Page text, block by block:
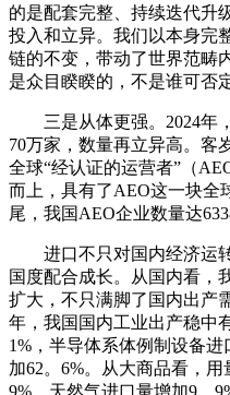
的是配套完整、持续迭代升
投入和立异。我们以本身完
链的不变，带动了世界范畴
是众目睽睽的，不是谁可否
三是从体更强。2024年
70万家，数量再立异高。客
全球“经认证的运营者”（
而上，具有了AEO这一块全
尾，我国AEO企业数量达
进口不只对国内经济运转
国度配合成长。从国内看，
扩大，不只满脚了国内出产
年，我国国内工业出产稳中
1%，半导体系体例制设备
加62。6%。从大商品看，用
9%，天然气进口量增加9。